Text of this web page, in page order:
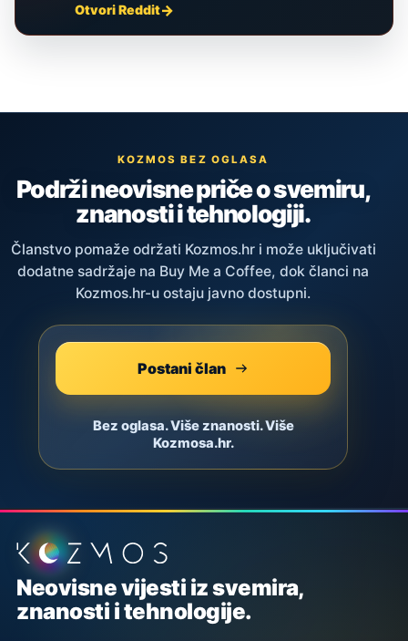
Otvori Reddit
KOZMOS BEZ OGLASA
Podrži neovisne priče o svemiru,
znanosti i tehnologiji.
Članstvo pomaže održati Kozmos.hr i može uključivati
dodatne sadržaje na Buy Me a Coffee, dok članci na
Kozmos.hr-u ostaju javno dostupni.
Postani član
Bez oglasa. Više znanosti. Više
Kozmosa.hr.
Podnožje stranice
Neovisne vijesti iz svemira,
znanosti i tehnologije.